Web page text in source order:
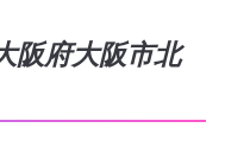
阪府大阪市北